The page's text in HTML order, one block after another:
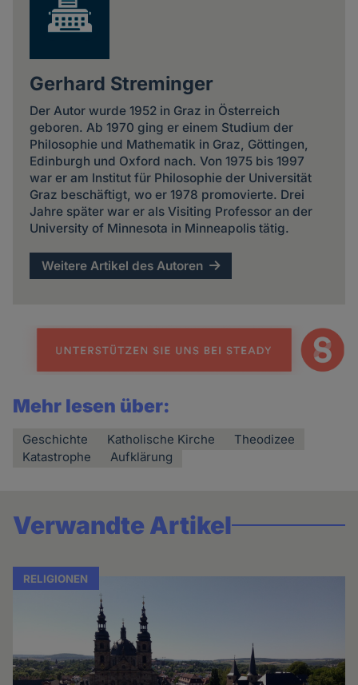
Gerhard Streminger
Der Autor wurde 1952 in Graz in Österreich
geboren. Ab 1970 ging er einem Studium der
Philosophie und Mathematik in Graz, Göttingen,
Edinburgh und Oxford nach. Von 1975 bis 1997
war er am Institut für Philosophie der Universität
Graz beschäftigt, wo er 1978 promovierte. Drei
Jahre später war er als Visiting Professor an der
University of Minnesota in Minneapolis tätig.
Weitere Artikel des Autoren
Mehr lesen über:
Geschichte Katholische Kirche
Theodizee
Katastrophe
Aufklärung
Verwandte Artikel
RELIGIONEN